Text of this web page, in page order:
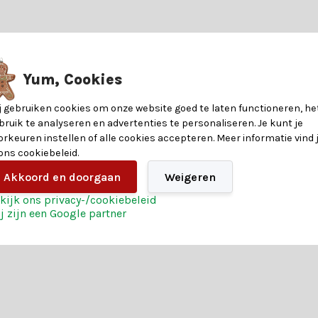
Laat je adviseren door een van onze
voordelen voor een magische kerst:
het zelf en bestel vandaag nog jouw kerst magie.
Kunststof
Rood
2 jaar
Yum, Cookies
gebruiken cookies om onze website goed te laten functioneren,
te analyseren en advertenties te personaliseren. Je kunt je
instellen of alle cookies accepteren. Meer informatie vind
cookiebeleid.
Akkoord en doorgaan
Weigeren
ons privacy-/cookiebeleid
zijn een Google partner